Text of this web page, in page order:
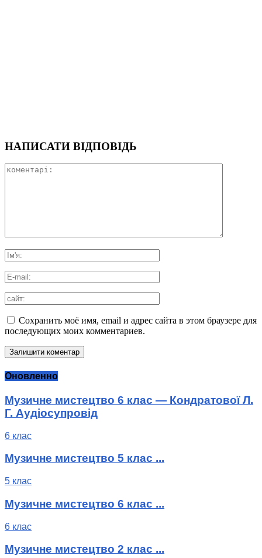
НАПИСАТИ ВІДПОВІДЬ
Сохранить моё имя, email и адрес сайта в этом браузере для
последующих моих комментариев.
Оновленно
Музичне мистецтво 6 клас — Кондратової Л.
Г. Аудіосупровід
6 клас
Музичне мистецтво 5 клас ...
5 клас
Музичне мистецтво 6 клас ...
6 клас
Музичне мистецтво 2 клас ...